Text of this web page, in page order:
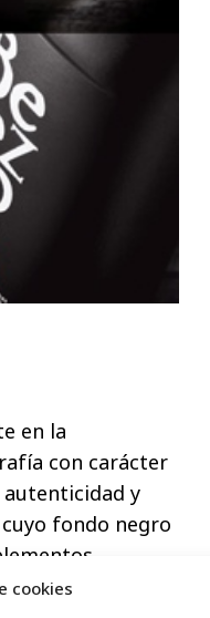
cookies
en la
con carácter
y
fondo negro
elaborado